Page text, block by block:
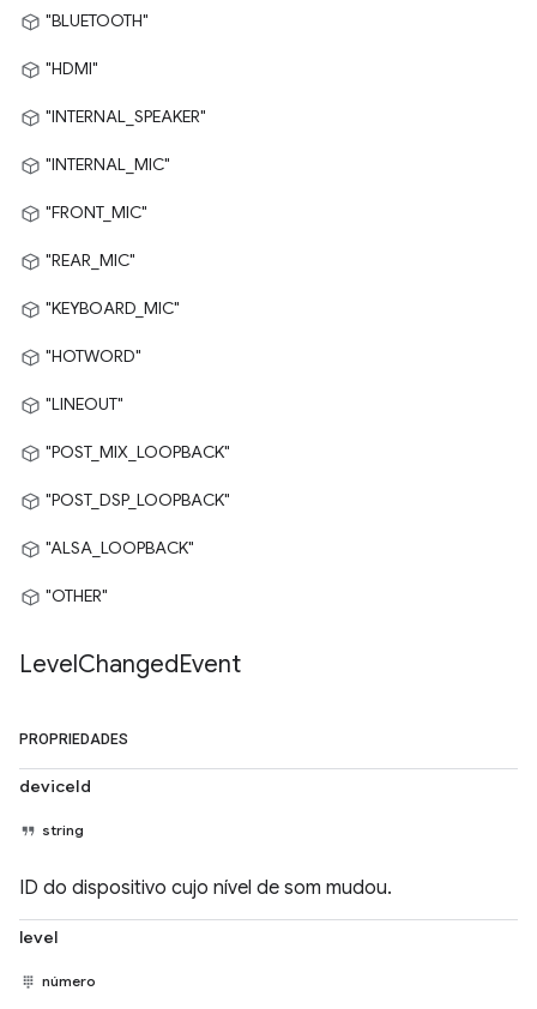
"BLUETOOTH"
"HDMI"
"INTERNAL_SPEAKER"
"INTERNAL_MIC"
"FRONT_MIC"
"REAR_MIC"
"KEYBOARD_MIC"
"HOTWORD"
"LINEOUT"
"POST_MIX_LOOPBACK"
"POST_DSP_LOOPBACK"
"ALSA_LOOPBACK"
"OTHER"
LevelChangedEvent
PROPRIEDADES
deviceId
string
ID do dispositivo cujo nível de som mudou.
level
número